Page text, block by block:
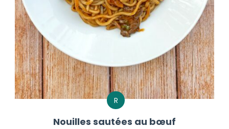
R
Nouilles sautées au bœuf